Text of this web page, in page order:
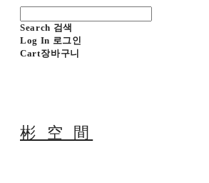
Search 검색
Log In 로그인
Cart장바구니
彬 空 間